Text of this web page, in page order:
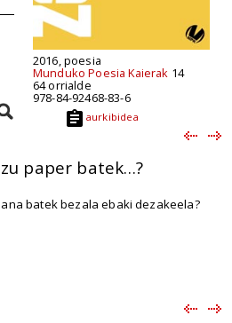
2016, poesia
Munduko Poesia Kaierak 14
64 orrialde
978-84-92468-83-6
aurkibidea
paper batek…?
batek bezala ebaki dezakeela?